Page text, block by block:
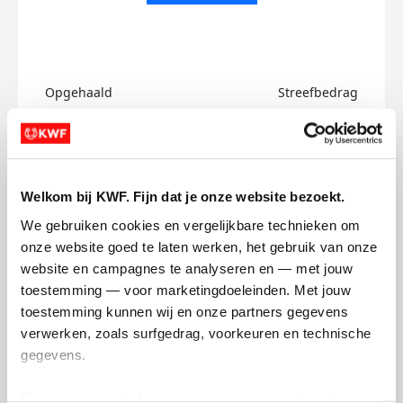
Welkom bij KWF. Fijn dat je onze website bezoekt.
We gebruiken cookies en vergelijkbare technieken om
onze website goed te laten werken, het gebruik van onze
website en campagnes te analyseren en — met jouw
toestemming — voor marketingdoeleinden. Met jouw
toestemming kunnen wij en onze partners gegevens
verwerken, zoals surfgedrag, voorkeuren en technische
gegevens.
Opgehaald Streefbedrag
Laura's badges